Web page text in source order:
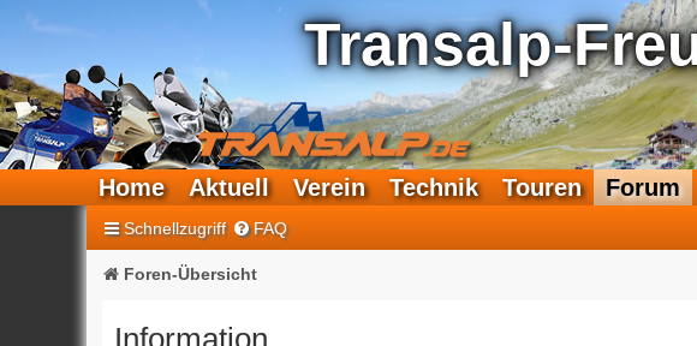
Transalp-
Home Aktuell Verein Technik Touren Forum
Schnellzugriff FAQ
Foren-Übersicht
Information